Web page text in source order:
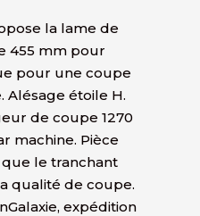
la lame de
455 mm pour
pour une coupe
Alésage étoile H.
de coupe 1270
machine. Pièce
le tranchant
qualité de coupe.
expédition